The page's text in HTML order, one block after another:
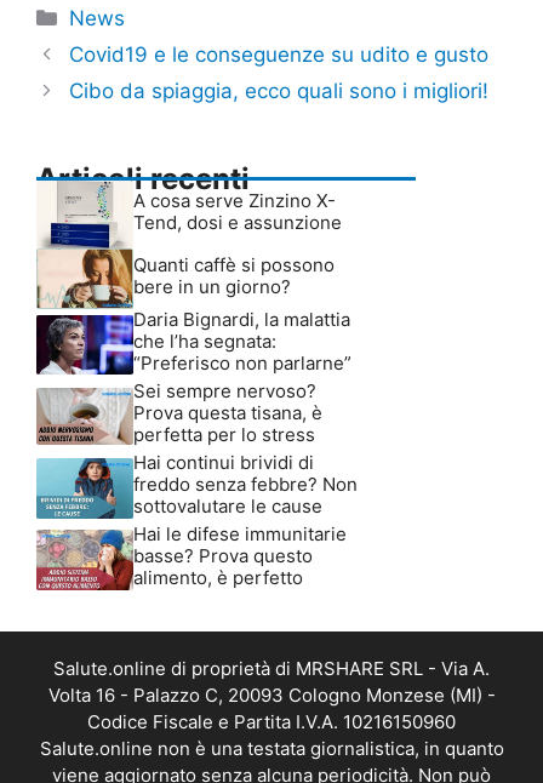
Categorie
News
Covid19 e le conseguenze su udito e gusto
Cibo da spiaggia, ecco quali sono i migliori!
Articoli recenti
A cosa serve Zinzino X-
Tend, dosi e assunzione
Quanti caffè si possono
bere in un giorno?
Daria Bignardi, la malattia
che l’ha segnata:
“Preferisco non parlarne”
Sei sempre nervoso?
Prova questa tisana, è
perfetta per lo stress
Hai continui brividi di
freddo senza febbre? Non
sottovalutare le cause
Hai le difese immunitarie
basse? Prova questo
alimento, è perfetto
Salute.online di proprietà di MRSHARE SRL - Via A.
Volta 16 - Palazzo C, 20093 Cologno Monzese (MI) -
Codice Fiscale e Partita I.V.A. 10216150960
Salute.online non è una testata giornalistica, in quanto
viene aggiornato senza alcuna periodicità. Non può